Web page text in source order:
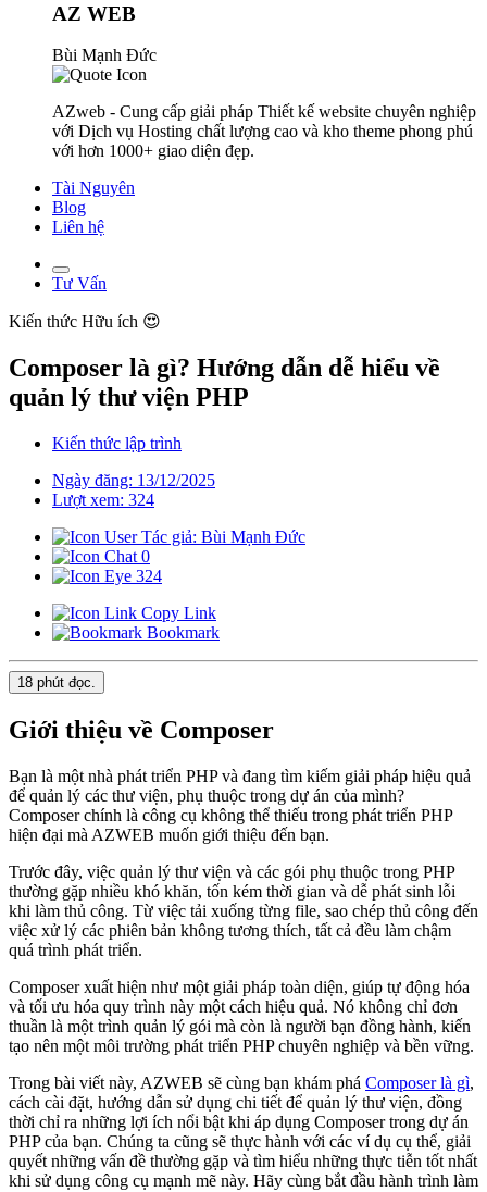
AZ WEB
Bùi Mạnh Đức
AZweb - Cung cấp giải pháp Thiết kế website chuyên nghiệp
với Dịch vụ Hosting chất lượng cao và kho theme phong phú
với hơn 1000+ giao diện đẹp.
Tài Nguyên
Blog
Liên hệ
Tư Vấn
Kiến thức Hữu ích 😍
Composer là gì? Hướng dẫn dễ hiểu về
quản lý thư viện PHP
Kiến thức lập trình
Ngày đăng: 13/12/2025
Lượt xem: 324
Tác giả: Bùi Mạnh Đức
0
324
Copy Link
Bookmark
18 phút đọc.
Giới thiệu về Composer
Bạn là một nhà phát triển PHP và đang tìm kiếm giải pháp hiệu quả
để quản lý các thư viện, phụ thuộc trong dự án của mình?
Composer chính là công cụ không thể thiếu trong phát triển PHP
hiện đại mà AZWEB muốn giới thiệu đến bạn.
Trước đây, việc quản lý thư viện và các gói phụ thuộc trong PHP
thường gặp nhiều khó khăn, tốn kém thời gian và dễ phát sinh lỗi
khi làm thủ công. Từ việc tải xuống từng file, sao chép thủ công đến
việc xử lý các phiên bản không tương thích, tất cả đều làm chậm
quá trình phát triển.
Composer xuất hiện như một giải pháp toàn diện, giúp tự động hóa
và tối ưu hóa quy trình này một cách hiệu quả. Nó không chỉ đơn
thuần là một trình quản lý gói mà còn là người bạn đồng hành, kiến
tạo nên một môi trường phát triển PHP chuyên nghiệp và bền vững.
Trong bài viết này, AZWEB sẽ cùng bạn khám phá Composer là gì,
cách cài đặt, hướng dẫn sử dụng chi tiết để quản lý thư viện, đồng
thời chỉ ra những lợi ích nổi bật khi áp dụng Composer trong dự án
PHP của bạn. Chúng ta cũng sẽ thực hành với các ví dụ cụ thể, giải
quyết những vấn đề thường gặp và tìm hiểu những thực tiễn tốt nhất
khi sử dụng công cụ mạnh mẽ này. Hãy cùng bắt đầu hành trình làm